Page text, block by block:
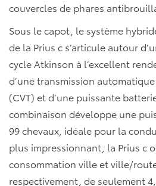
couvercles de phares
Sous le capot, le système
de la Prius c s’articule autour
cycle Atkinson à l’excellent
d’une transmission
(CVT) et d’une puissante
combinaison développe une
99 chevaux, idéale pour la
plus impressionnant, la Prius c
consommation ville et ville/
respectivement, de seulement